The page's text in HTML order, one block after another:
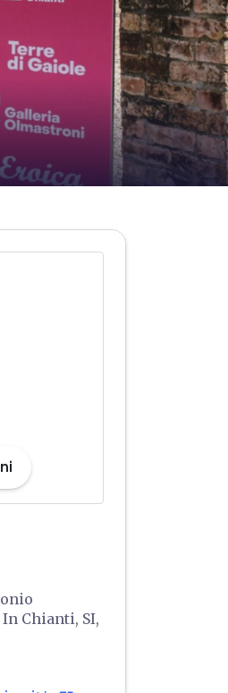
In Chianti, SI,